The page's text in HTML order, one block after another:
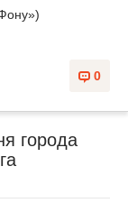
0
города